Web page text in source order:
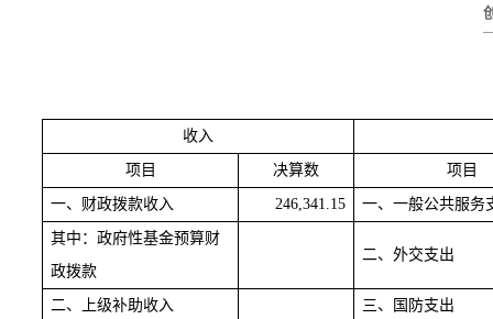
收入
项目 决算数 项目
一、财政拨款收入 246,341.15 一、一般公共服务
其中：政府性基金预算财
政拨款
二、外交支出
二、上级补助收入 三、国防支出